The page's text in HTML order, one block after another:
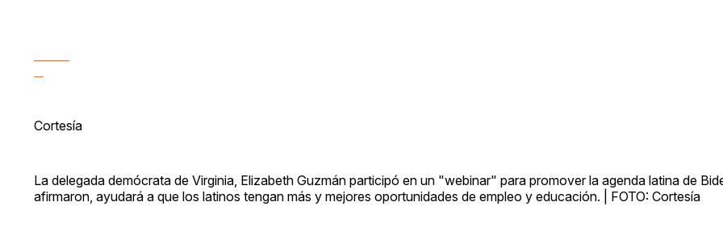
Cortesía
La delegada demócrata de Virginia, Elizabeth Guzmán participó en un "webinar" para promover la agenda latina de
afirmaron, ayudará a que los latinos tengan más y mejores oportunidades de empleo y educación. | FOTO: Cortesía